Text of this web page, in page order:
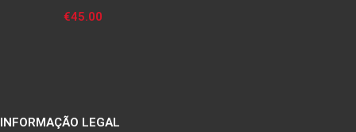
€45.00
INFORMAÇÃO LEGAL